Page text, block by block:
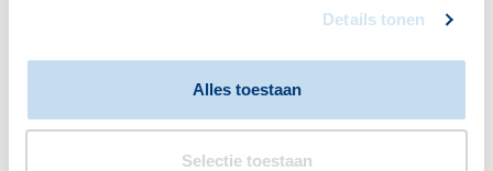
Details tonen
Alles toestaan
Selectie toestaan
De Vereeniging